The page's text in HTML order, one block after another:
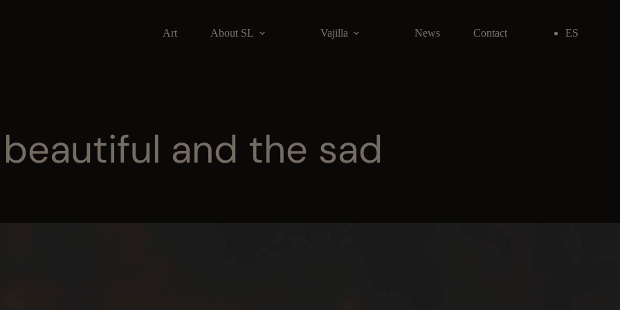
Art About SL Vajilla News Contact ES
and the sad